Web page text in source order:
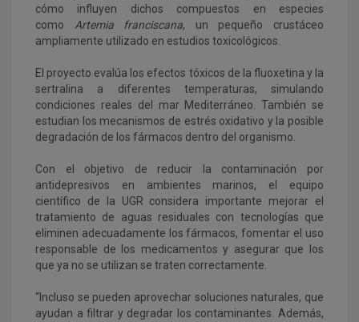
cómo influyen dichos compuestos en especies
como Artemia franciscana, un pequeño crustáceo
ampliamente utilizado en estudios toxicológicos.
El proyecto evalúa los efectos tóxicos de la fluoxetina y la
sertralina a diferentes temperaturas, simulando
condiciones reales del mar Mediterráneo. También se
estudian los mecanismos de estrés oxidativo y la posible
degradación de los fármacos dentro del organismo.
Con el objetivo de reducir la contaminación por
antidepresivos en ambientes marinos, el equipo
científico de la UGR considera importante mejorar el
tratamiento de aguas residuales con tecnologías que
eliminen adecuadamente los fármacos, fomentar el uso
responsable de los medicamentos y asegurar que los
que ya no se utilizan se traten correctamente.
“Incluso se pueden aprovechar soluciones naturales, que
ayudan a filtrar y degradar los contaminantes. Además,